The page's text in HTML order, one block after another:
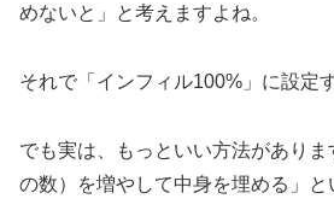
めないと」と考えますよね。
それで「インフィル100%」に設定す
でも実は、もっといい方法があり
の数）を増やして中身を埋める」と